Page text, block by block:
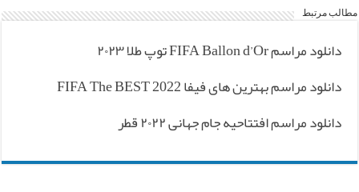
مطالب مرتبط
دانلود مراسم FIFA Ballon d’Or توپ طلا ۲۰۲۳
دانلود مراسم بهترین های فیفا FIFA The BEST 2022
دانلود مراسم افتتاحیه جام جهانی ۲۰۲۲ قطر